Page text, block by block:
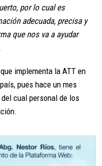
por lo cual es
adecuada, precisa y
que nos va a ayudar
implementa la ATT en
pues hace un mes
cual personal de los